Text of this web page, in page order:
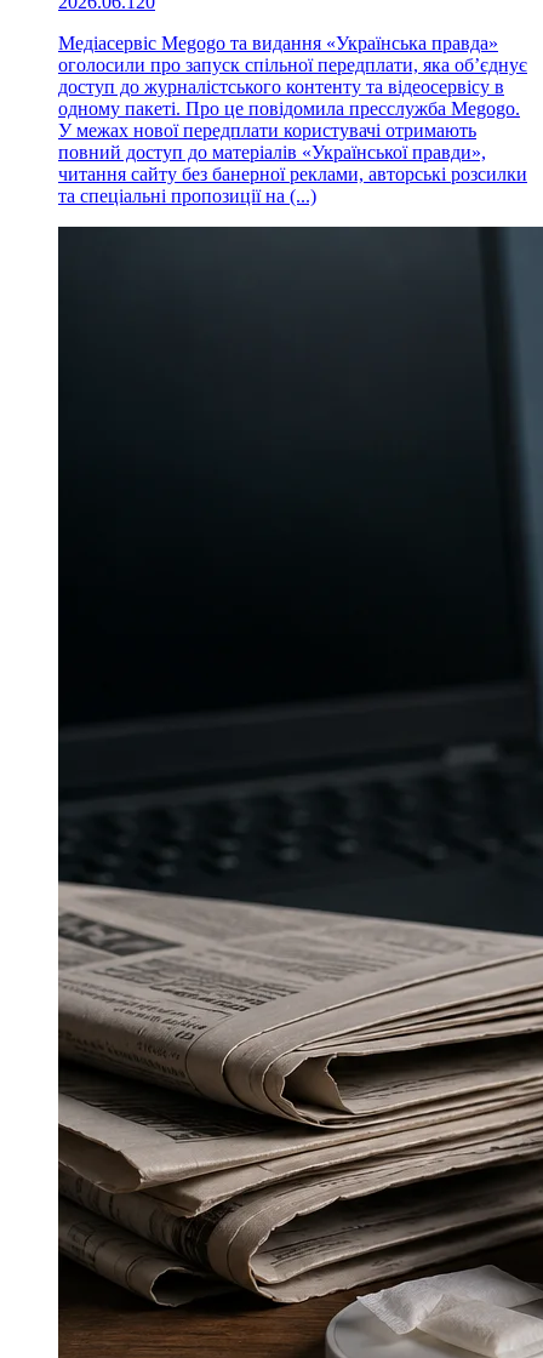
Медіасервіс Megogo та видання «Українська правда»
оголосили про запуск спільної передплати, яка об’єднує
доступ до журналістського контенту та відеосервісу в
одному пакеті. Про це повідомила пресслужба Megogo.
У межах нової передплати користувачі отримають
повний доступ до матеріалів «Української правди»,
читання сайту без банерної реклами, авторські розсилки
та спеціальні пропозиції на (...)